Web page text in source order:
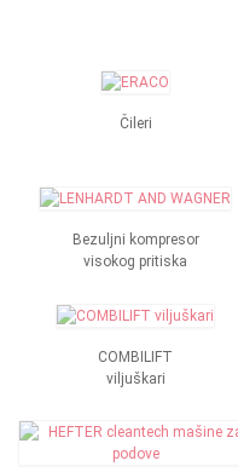
Čileri
Bezuljni kompresor
visokog pritiska
COMBILIFT
viljuškari